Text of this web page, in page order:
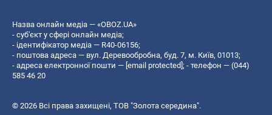
Назва онлайн медіа — «OBOZ.UA»
- суб'єкт у сфері онлайн медіа;
- ідентифікатор медіа — R40-06156;
- поштова адреса — вул. Деревообробна, буд. 7, м. Київ, 01013;
- адреса електронної пошти — [email protected] ; - телефон — (044)
585 46 20
© 2026 Всі права захищені, ТОВ "Золота середина".